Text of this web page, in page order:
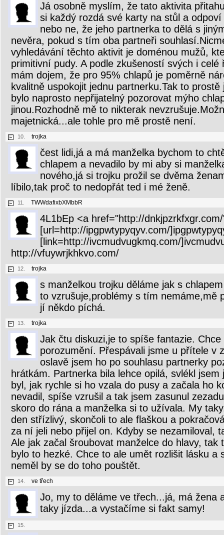
Já osobně myslím, že tato aktivita
si každý rozdá své karty na stůl a
nebo ne, že jeho partnerka to dělá s
nevěra, pokud s tím oba partneři
vyhledávání těchto aktivit je doménou mužů,
primitivní pudy. A podle zkušeností svých i celé
mám dojem, že pro 95% chlapů je poměrně
kvalitně uspokojit jednu partnerku.Tak to
bylo naprosto nepřijatelný pozorovat mýho
jinou.Rozhodně mě to nikterak
majetnická...ale tohle pro mě prostě není.
10. trojka
čest lidi,já a má manželka bychom to
chlapem a nevadilo by mi aby si
nového,já si trojku prožil se dvěma
líbilo,tak proč to nedopřát ted i mé ženě.
11. TWWdafixbXMbbR
4L1bEp <a href="http://
[url=http://ipgpwtypyqyv.com/
[link=http://ivcmudvugkmq.com/
http://vfuywrjkhkvo.com/
12. trojka
s manželkou trojku děláme jak s
to vzrušuje,problémy s tím nemáme,mě
jí někdo píchá.
13. trojka
Jak čtu diskuzi,je to spíše fantazie.
porozumění. Přespávali jsme u přítele v
oslavě jsem ho po souhlasu partnerky
hrátkám. Partnerka bila lehce opilá, svlékl
byl, jak rychle si ho vzala do pusy a začala ho
nevadil, spíše vzrušil a tak jsem zasunul
skoro do rána a manželka si to užívala. My
den střízlivý, skončoli to ale flaškou a
za ní jeli nebo přijel on. Kdyby se nezamiloval,
Ale jak začal šroubovat manželce do hlavy, tak
bylo to hezké. Chce to ale umět rozlišit lásku a
neměl by se do toho pouštět.
14. ve třech
Jo, my to děláme ve třech...já, má žena
taky jízda...a vystačíme si fakt samy!
15.